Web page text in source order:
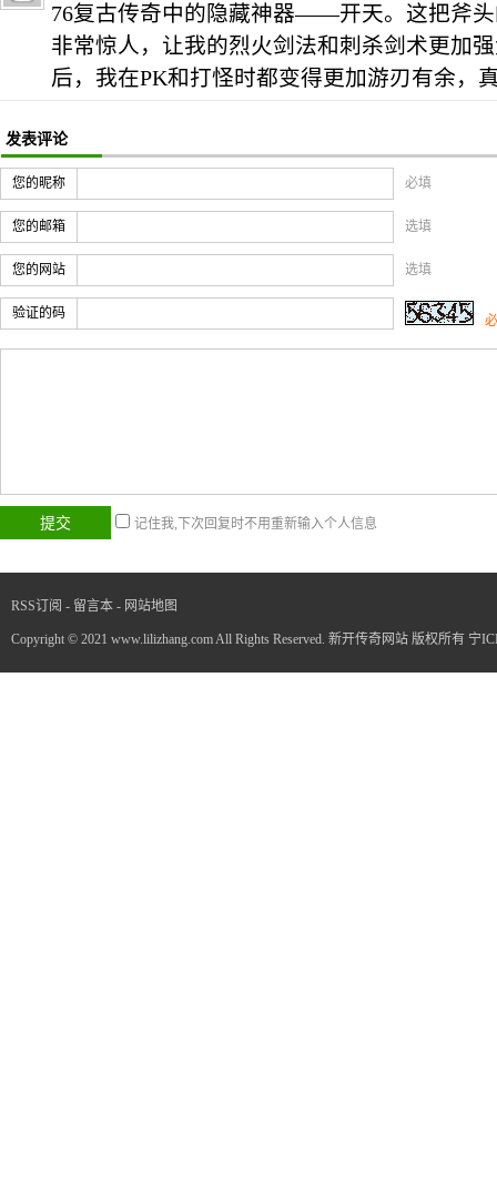
76复古传奇中的隐藏神器——开天。这把斧
非常惊人，让我的烈火剑法和刺杀剑术更加
后，我在PK和打怪时都变得更加游刃有余，
发表评论
您的昵称 必填
您的邮箱 选填
您的网站 选填
验证的码
记住我,下次回复时不用重新输入个人信息
RSS订阅 - 留言本 - 网站地图
Copyright © 2021 www.lilizhang.com All Rights Reserved. 新开传奇网站 版权所有 宁